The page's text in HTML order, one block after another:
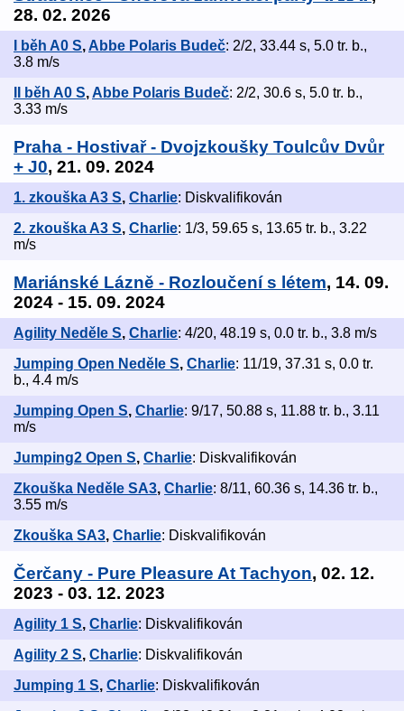
28. 02. 2026
I běh A0 S, Abbe Polaris Budeč: 2/2, 33.44 s, 5.0 tr. b.,
3.8 m/s
II běh A0 S,Abbe Polaris Budeč: 2/2, 30.6 s, 5.0 tr. b.,
3.33 m/s
Praha - Hostivař - Dvojzkoušky Toulcův Dvůr
+ J0, 21. 09. 2024
1. zkouška A3 S, Charlie: Diskvalifikován
2. zkouška A3 S, Charlie: 1/3, 59.65 s, 13.65 tr. b., 3.22
m/s
Mariánské Lázně - Rozloučení s létem, 14. 09.
2024 - 15. 09. 2024
Agility Neděle S, Charlie: 4/20, 48.19 s, 0.0 tr. b., 3.8 m/s
Jumping Open Neděle S, Charlie: 11/19, 37.31 s, 0.0 tr.
b., 4.4 m/s
Jumping Open S, Charlie: 9/17, 50.88 s, 11.88 tr. b., 3.11
m/s
Jumping2 Open S, Charlie: Diskvalifikován
Zkouška Neděle SA3, Charlie: 8/11, 60.36 s, 14.36 tr. b.,
3.55 m/s
Zkouška SA3, Charlie: Diskvalifikován
Čerčany - Pure Pleasure At Tachyon, 02. 12.
2023 - 03. 12. 2023
Agility 1 S, Charlie: Diskvalifikován
Agility 2 S, Charlie: Diskvalifikován
Jumping 1 S, Charlie: Diskvalifikován